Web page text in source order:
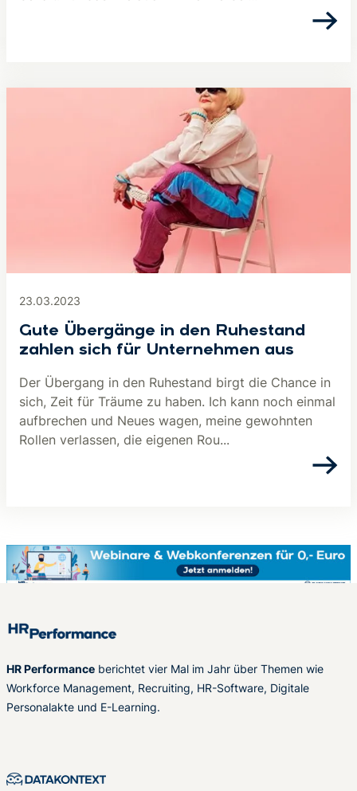
23.03.2023
Gute Übergänge in den Ruhestand
zahlen sich für Unternehmen aus
Der Übergang in den Ruhestand birgt die Chance in
sich, Zeit für Träume zu haben. Ich kann noch einmal
aufbrechen und Neues wagen, meine gewohnten
Rollen verlassen, die eigenen Rou...
HR Performance berichtet vier Mal im Jahr über Themen wie
Workforce Management, Recruiting, HR-Software, Digitale
Personalakte und E-Learning.